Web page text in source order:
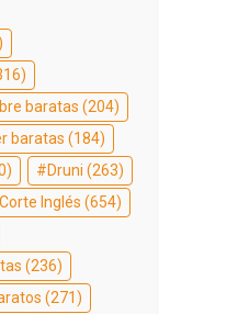
baratas (204)
baratas (184)
Druni (263)
Inglés (654)
(236)
(271)